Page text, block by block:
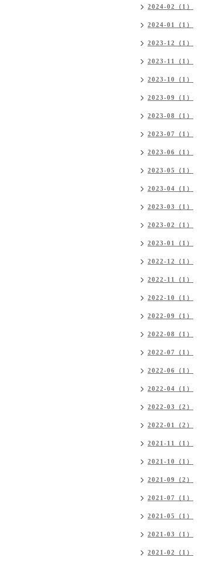
2024-02（1）
2024-01（1）
2023-12（1）
2023-11（1）
2023-10（1）
2023-09（1）
2023-08（1）
2023-07（1）
2023-06（1）
2023-05（1）
2023-04（1）
2023-03（1）
2023-02（1）
2023-01（1）
2022-12（1）
2022-11（1）
2022-10（1）
2022-09（1）
2022-08（1）
2022-07（1）
2022-06（1）
2022-04（1）
2022-03（2）
2022-01（2）
2021-11（1）
2021-10（1）
2021-09（2）
2021-07（1）
2021-05（1）
2021-03（1）
2021-02（1）